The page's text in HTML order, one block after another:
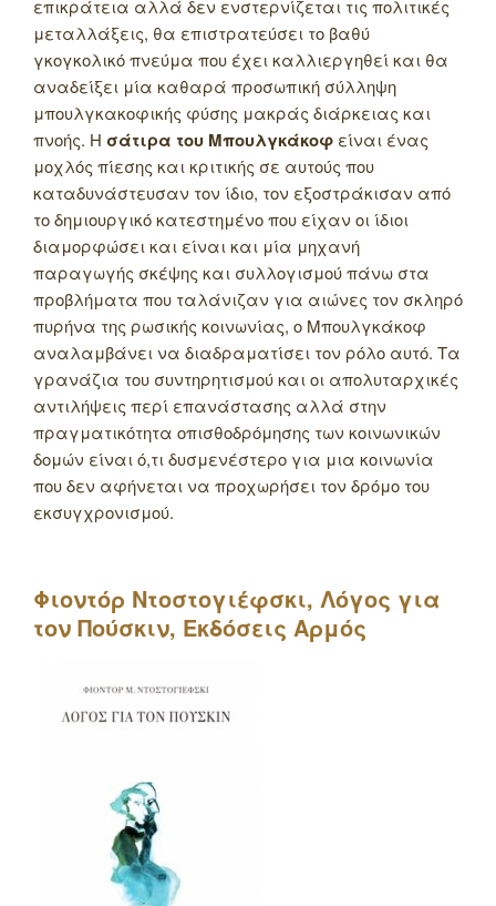
επικράτεια αλλά δεν ενστερνίζεται τις πολιτικές
μεταλλάξεις, θα επιστρατεύσει το βαθύ
γκογκολικό πνεύμα που έχει καλλιεργηθεί και θα
αναδείξει μία καθαρά προσωπική σύλληψη
μπουλγκακοφικής φύσης μακράς διάρκειας και
πνοής. Η σάτιρα του Μπουλγκάκοφ είναι ένας
μοχλός πίεσης και κριτικής σε αυτούς που
καταδυνάστευσαν τον ίδιο, τον εξοστράκισαν από
το δημιουργικό κατεστημένο που είχαν οι ίδιοι
διαμορφώσει και είναι και μία μηχανή
παραγωγής σκέψης και συλλογισμού πάνω στα
προβλήματα που ταλάνιζαν για αιώνες τον σκληρό
πυρήνα της ρωσικής κοινωνίας, ο Μπουλγκάκοφ
αναλαμβάνει να διαδραματίσει τον ρόλο αυτό. Τα
γρανάζια του συντηρητισμού και οι απολυταρχικές
αντιλήψεις περί επανάστασης αλλά στην
πραγματικότητα οπισθοδρόμησης των κοινωνικών
δομών είναι ό,τι δυσμενέστερο για μια κοινωνία
που δεν αφήνεται να προχωρήσει τον δρόμο του
εκσυγχρονισμού.
Φιοντόρ Ντοστογιέφσκι, Λόγος για
τον Πούσκιν, Εκδόσεις Αρμός